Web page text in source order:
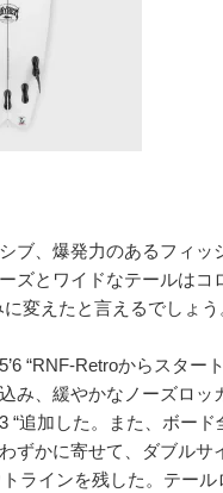
ブ、爆発力のあるフィッ
ズとワイドなテールはコ
変えたと言えるでしょう
“RNF-Retroからスター
み、緩やかなノーズロッ
“追加した。また、ボード
ずかに寄せて、ダブルサ
トラインを残した。テー